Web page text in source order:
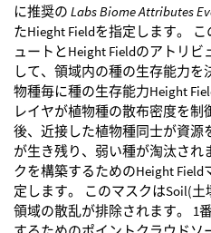
に推奨の Labs Biome Attributes
たHieght Fieldを指定します。
ュートとHeight Fieldのアトリ
して、領域内の種の生存能力
物種毎に種の生存能力Height
レイヤが植物種の散布密度を
後、近接した植物種同士が資源
が生き残り、弱い種が淘汰され
クを構築するためのHeight
定します。 このマスクはSoil(
領域の散乱が排除されます。 1